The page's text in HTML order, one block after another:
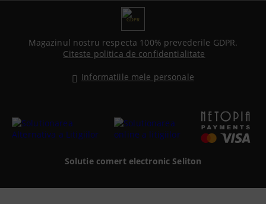
GDPR
Magazinul nostru respecta 100% prevederile GDPR.
Citeste politica de confidentialitate
Informatiile mele personale
Solutie comert electronic Seliton